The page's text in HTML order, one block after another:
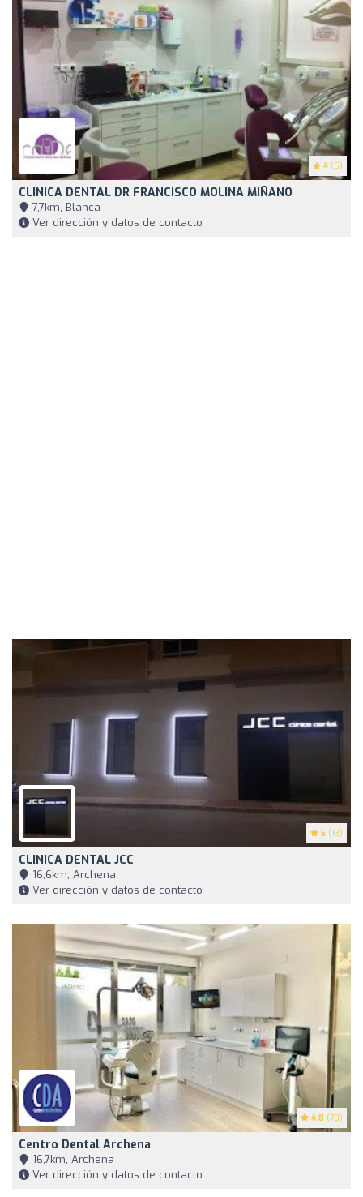
4 (5)
CLINICA DENTAL DR FRANCISCO MOLINA MIÑANO
7,7km, Blanca
Ver dirección y datos de contacto
5 (13)
CLINICA DENTAL JCC
16,6km, Archena
Ver dirección y datos de contacto
4.8 (70)
Centro Dental Archena
16,7km, Archena
Ver dirección y datos de contacto